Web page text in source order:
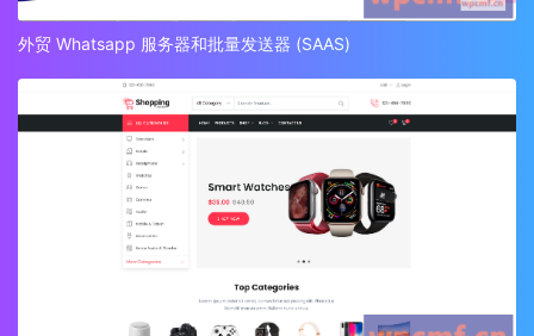
外贸 Whatsapp 服务器和批量发送器 (SAAS)